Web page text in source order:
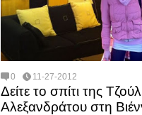
0 11-27-2012
Δείτε το σπίτι της
Αλεξανδράτου στη